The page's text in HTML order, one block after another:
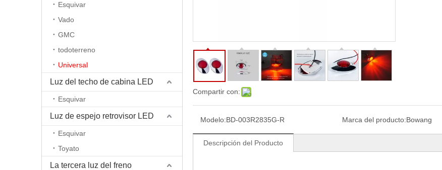
Esquivar
Vado
GMC
todoterreno
Universal
Luz del techo de cabina LED
Esquivar
Luz de espejo retrovisor LED
Esquivar
Toyato
La tercera luz del freno
Compartir con:
Modelo:BD-003R2835G-R Marca del producto:Bowang
Descripción del Producto